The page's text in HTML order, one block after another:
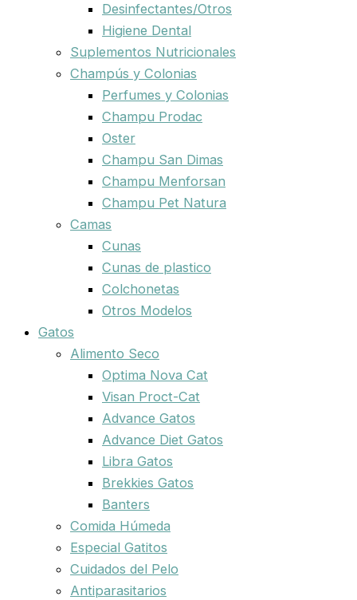
Desinfectantes/Otros
Higiene Dental
Suplementos Nutricionales
Champús y Colonias
Perfumes y Colonias
Champu Prodac
Oster
Champu San Dimas
Champu Menforsan
Champu Pet Natura
Camas
Cunas
Cunas de plastico
Colchonetas
Otros Modelos
Gatos
Alimento Seco
Optima Nova Cat
Visan Proct-Cat
Advance Gatos
Advance Diet Gatos
Libra Gatos
Brekkies Gatos
Banters
Comida Húmeda
Especial Gatitos
Cuidados del Pelo
Antiparasitarios